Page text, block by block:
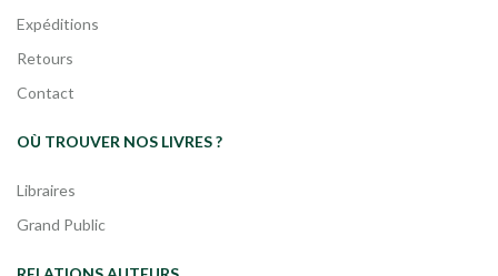
Expéditions
Retours
Contact
OÙ TROUVER NOS LIVRES ?
Libraires
Grand Public